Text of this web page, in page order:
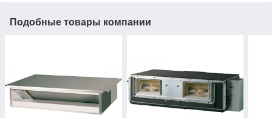
Подобные товары компании